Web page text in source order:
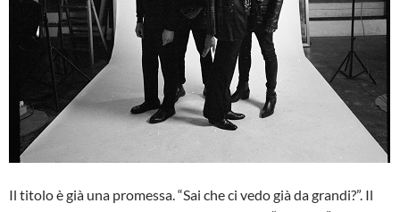
Il titolo è già una promessa. “Sai che ci vedo già da grandi?”. Il